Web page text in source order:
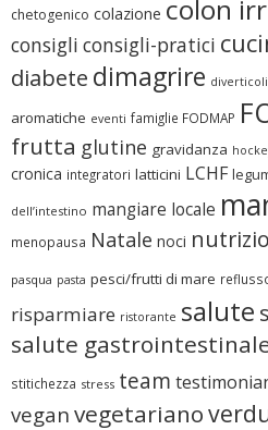
chetogenico colazione colon
consigli consigli-pratici
diabete dimagrire
aromatiche eventi famiglie FODMAP
frutta glutine gravidanza
cronica integratori latticini LCHF
dell’intestino mangiare locale
menopausa Natale noci
pasqua pasta pesci/frutti di mare
risparmiare ristorante salute
salute
stitichezza stress team
vegan vegetariano